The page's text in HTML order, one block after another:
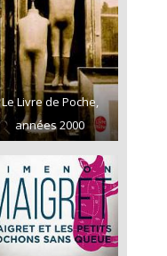
Le Livre de Poche,
années 2000